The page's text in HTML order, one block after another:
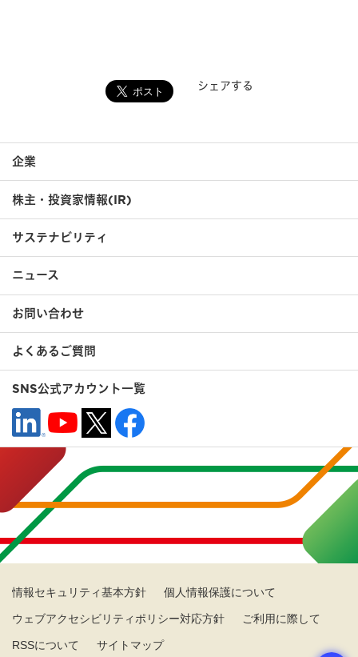
シェアする
企業
株主・投資家情報(IR)
サステナビリティ
ニュース
お問い合わせ
よくあるご質問
SNS公式アカウント一覧
情報セキュリティ基本方針 個人情報保護について
ウェブアクセシビリティポリシー対応方針 ご利用に際して
RSSについて サイトマップ